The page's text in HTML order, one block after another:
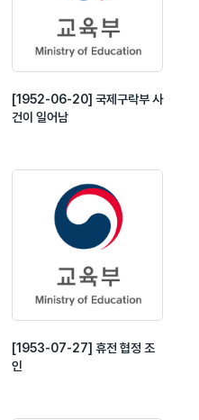
[1952-06-20] 국제구락부 사
건이 일어남
[1953-07-27] 휴전 협정 조
인